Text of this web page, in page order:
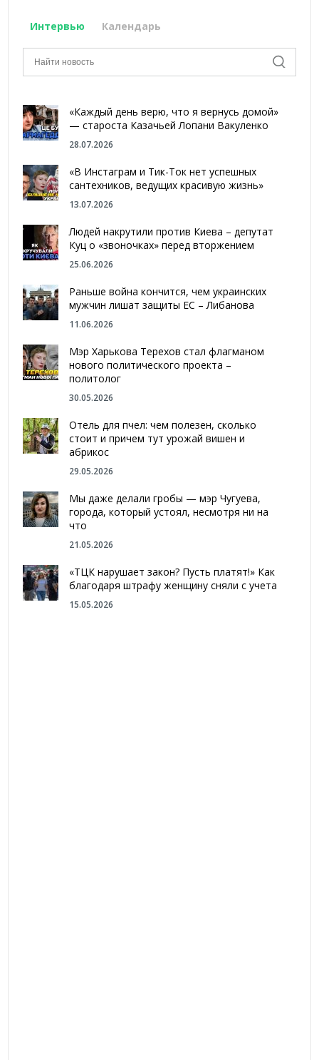
Интервью Календарь
«Каждый день верю, что я вернусь домой»
— староста Казачьей Лопани Вакуленко
28.07.2026
«В Инстаграм и Тик-Ток нет успешных
сантехников, ведущих красивую жизнь»
13.07.2026
Людей накрутили против Киева – депутат
Куц о «звоночках» перед вторжением
25.06.2026
Раньше война кончится, чем украинских
мужчин лишат защиты ЕС – Либанова
11.06.2026
Мэр Харькова Терехов стал флагманом
нового политического проекта –
политолог
30.05.2026
Отель для пчел: чем полезен, сколько
стоит и причем тут урожай вишен и
абрикос
29.05.2026
Мы даже делали гробы — мэр Чугуева,
города, который устоял, несмотря ни на
что
21.05.2026
«ТЦК нарушает закон? Пусть платят!» Как
благодаря штрафу женщину сняли с учета
15.05.2026